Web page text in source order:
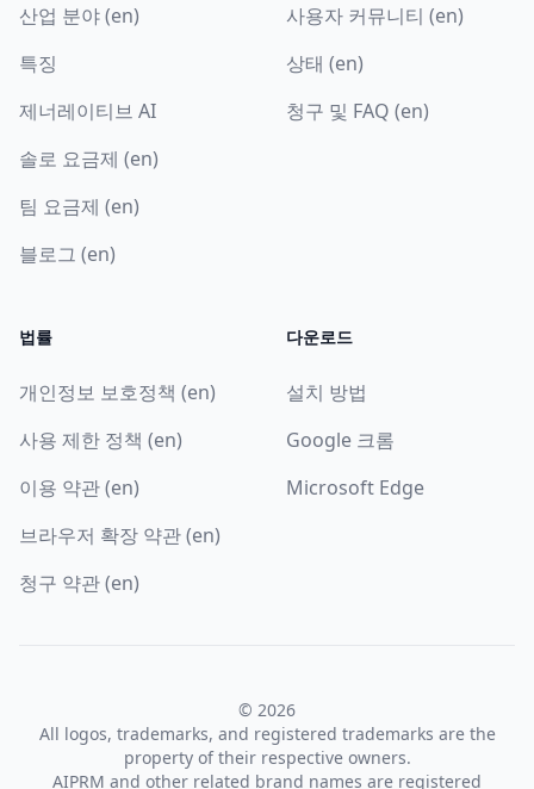
산업 분야 (en)
특징
제너레이티브 AI
솔로 요금제 (en)
팀 요금제 (en)
블로그 (en)
사용자 커뮤니티 (en)
상태 (en)
청구 및 FAQ (en)
법률
개인정보 보호정책 (en)
사용 제한 정책 (en)
이용 약관 (en)
브라우저 확장 약관 (en)
청구 약관 (en)
다운로드
설치 방법
Google 크롬
Microsoft Edge
© 2026
All logos, trademarks, and registered trademarks are the
property of their respective owners.
AIPRM and other related brand names are registered